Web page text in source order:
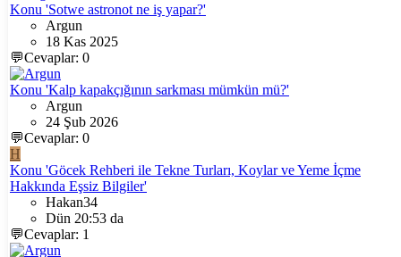
Konu 'Sotwe astronot ne iş yapar?'
Argun
18 Kas 2025
💬Cevaplar: 0
Konu 'Kalp kapakçığının sarkması mümkün mü?'
Argun
24 Şub 2026
💬Cevaplar: 0
H
Konu 'Göcek Rehberi ile Tekne Turları, Koylar ve Yeme İçme
Hakkında Eşsiz Bilgiler'
Hakan34
Dün 20:53 da
💬Cevaplar: 1